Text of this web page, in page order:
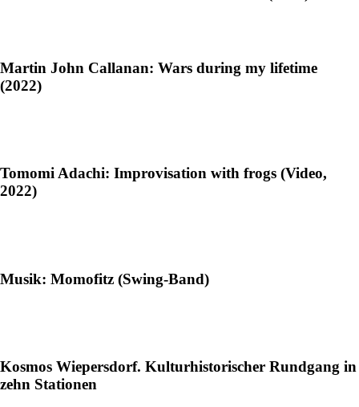
Martin John Callanan: Wars during my lifetime
(2022)
Tomomi Adachi: Improvisation with frogs (Video,
2022)
Musik: Momofitz (Swing-Band)
Kosmos Wiepersdorf. Kulturhistorischer Rundgang in
zehn Stationen